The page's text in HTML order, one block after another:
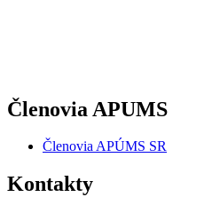
Členovia APUMS
Členovia APÚMS SR
Kontakty